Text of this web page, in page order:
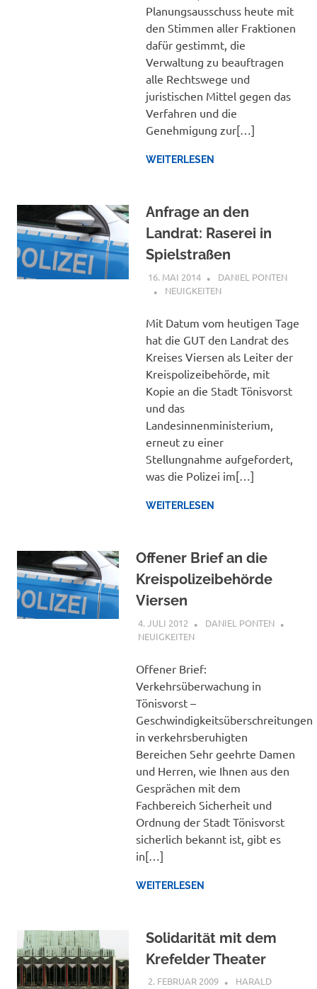
Planungsausschuss heute mit
den Stimmen aller Fraktionen
dafür gestimmt, die
Verwaltung zu beauftragen
alle Rechtswege und
juristischen Mittel gegen das
Verfahren und die
Genehmigung zur[…]
WEITERLESEN
Anfrage an den
Landrat: Raserei in
Spielstraßen
16. MAI 2014
DANIEL PONTEN
NEUIGKEITEN
Mit Datum vom heutigen Tage
hat die GUT den Landrat des
Kreises Viersen als Leiter der
Kreispolizeibehörde, mit
Kopie an die Stadt Tönisvorst
und das
Landesinnenministerium,
erneut zu einer
Stellungnahme aufgefordert,
was die Polizei im[…]
WEITERLESEN
Offener Brief an die
Kreispolizeibehörde
Viersen
4. JULI 2012
DANIEL PONTEN
NEUIGKEITEN
Offener Brief:
Verkehrsüberwachung in
Tönisvorst –
Geschwindigkeitsüberschreitungen
in verkehrsberuhigten
Bereichen Sehr geehrte Damen
und Herren, wie Ihnen aus den
Gesprächen mit dem
Fachbereich Sicherheit und
Ordnung der Stadt Tönisvorst
sicherlich bekannt ist, gibt es
in[…]
WEITERLESEN
Solidarität mit dem
Krefelder Theater
2. FEBRUAR 2009
HARALD